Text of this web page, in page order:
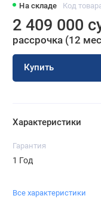
На складе Код
2 409 000
рассрочка (12
Купить
Характеристики
Гарантия
1 Год
Все характеристики